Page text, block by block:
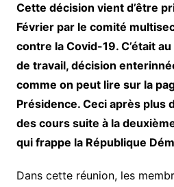
Cette décision vient d’être
Février par le comité
contre la Covid-19. C’était
de travail, décision
comme on peut lire sur la
Présidence. Ceci après plus
des cours suite à la
qui frappe la République
Dans cette réunion, les